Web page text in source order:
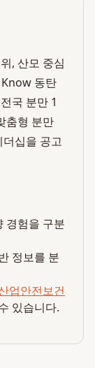
, 산모 중심
동탄
국 분만 1
춤형 분만
십을 공고
경험을 구분
정보를 분
업안전보건
있습니다.